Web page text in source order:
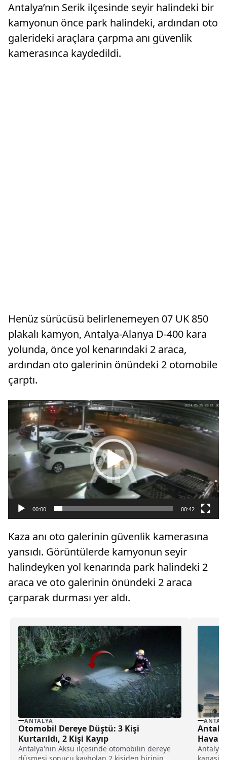
Antalya’nın Serik ilçesinde seyir halindeki bir
kamyonun önce park halindeki, ardından oto
galerideki araçlara çarpma anı güvenlik
kamerasınca kaydedildi.
Henüz sürücüsü belirlenemeyen 07 UK 850
plakalı kamyon, Antalya-Alanya D-400 kara
yolunda, önce yol kenarındaki 2 araca,
ardından oto galerinin önündeki 2 otomobile
çarptı.
Video
oynatıcı
00:00 00:42
Kaza anı oto galerinin güvenlik kamerasına
yansıdı. Görüntülerde kamyonun seyir
halindeyken yol kenarında park halindeki 2
araca ve oto galerinin önündeki 2 araca
çarparak durması yer aldı.
ANTALYA
Otomobil Dereye Düştü: 3 Kişi
Kurtarıldı, 2 Kişi Kayıp
Antalya'nın Aksu ilçesinde otomobilin dereye
Hava
Antalya